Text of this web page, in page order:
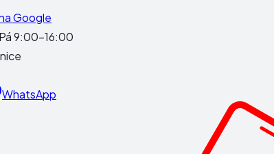
Google
9:00-16:00
WhatsApp